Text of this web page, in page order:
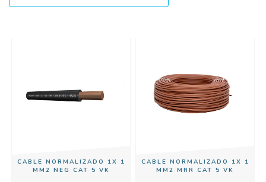
CABLE NORMALIZADO 1X 1
MM2 NEG CAT 5 VK
CABLE NORMALIZADO 1X 1
MM2 MRR CAT 5 VK